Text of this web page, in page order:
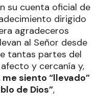
su cuenta oficial de
dirigido
agradeceros
al Señor desde
tantas partes del
y cercanía y,
me siento “llevado”
de Dios”,